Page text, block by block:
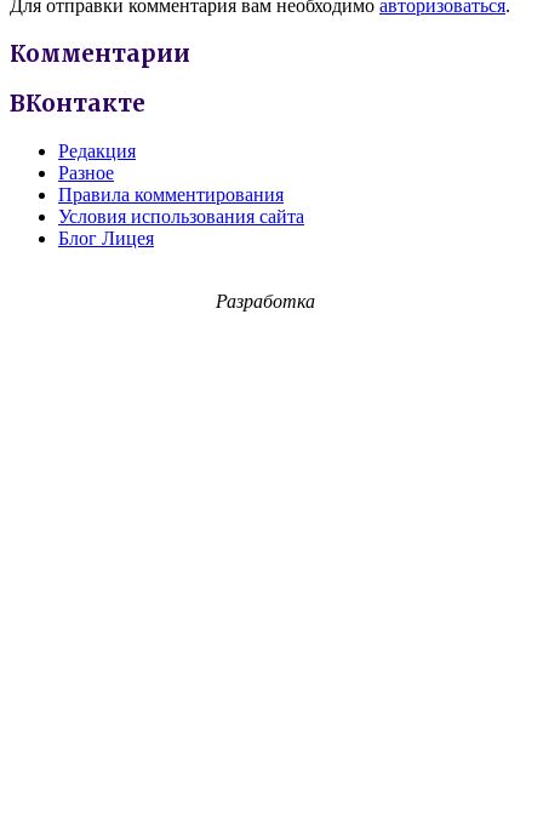
Для отправки комментария вам необходимо авторизоваться.
Комментарии
ВКонтакте
Редакция
Разное
Правила комментирования
Условия использования сайта
Блог Лицея
Разработка